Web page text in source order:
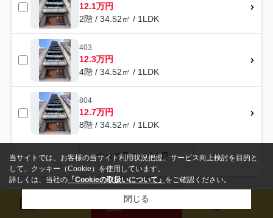
12.1万円
2階 / 34.52㎡ / 1LDK
403
12.3万円
4階 / 34.52㎡ / 1LDK
804
12.7万円
8階 / 34.52㎡ / 1LDK
すべて見る（全5戸）
来店予約
当サイトでは、お客様の当サイト利用状況把握、サービス向上検討を目的と
して、クッキー（Cookie）を使用しています。
詳しくは、当社の 「Cookieの取扱いについて」 をご確認ください。
閉じる